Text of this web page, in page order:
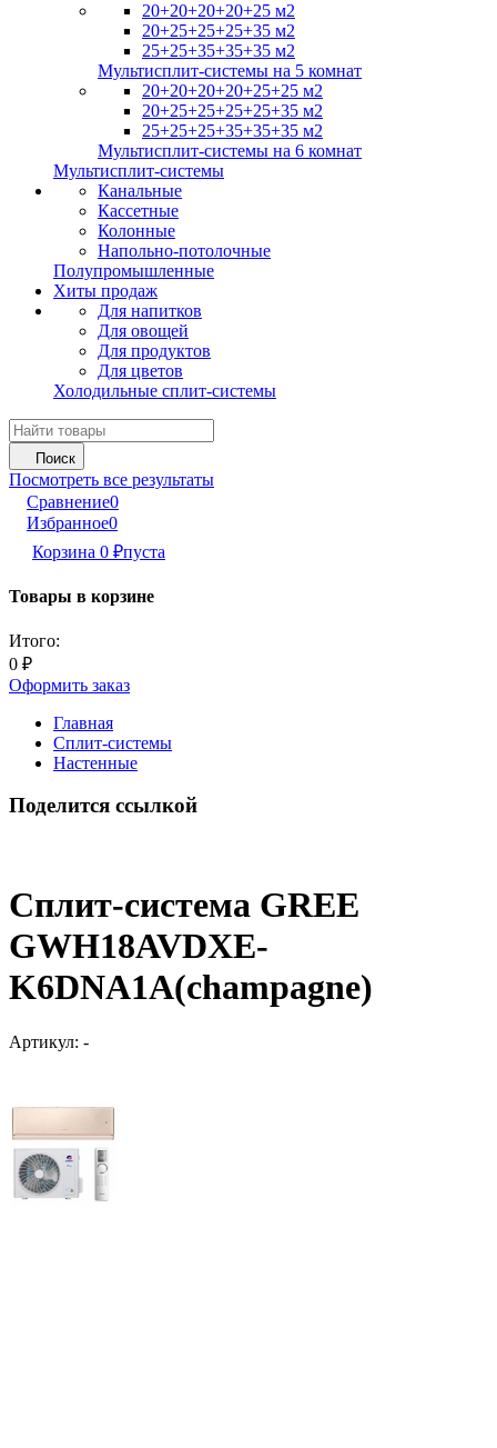
20+20+20+20+25 м2
20+25+25+25+35 м2
25+25+35+35+35 м2
Мультисплит-системы на 5 комнат
20+20+20+20+25+25 м2
20+25+25+25+25+35 м2
25+25+25+35+35+35 м2
Мультисплит-системы на 6 комнат
Мультисплит-системы
Канальные
Кассетные
Колонные
Напольно-потолочные
Полупромышленные
Хиты продаж
Для напитков
Для овощей
Для продуктов
Для цветов
Холодильные сплит-системы
Поиск
Посмотреть все результаты
Сравнение0
Избранное0
Корзина 0 ₽пуста
Товары в корзине
Итого:
0 ₽
Оформить заказ
Главная
Сплит-системы
Настенные
Поделится ссылкой
Сплит-система GREE
GWH18AVDXE-
K6DNA1A(champagne)
Артикул: -